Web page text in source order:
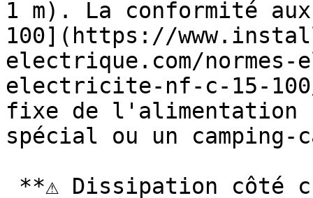
1 m). La conformité
100](https://
electrique.com/normes-
electricite-nf-c-15-
fixe de l'alimentation
spécial ou un camping-